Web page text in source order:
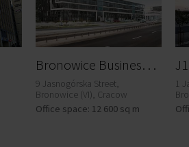
B
ronowice Business Center 9
9 Jasnogórska Street,
Bronowice (VI), Cracow
Office space: 12 600 sq m
1